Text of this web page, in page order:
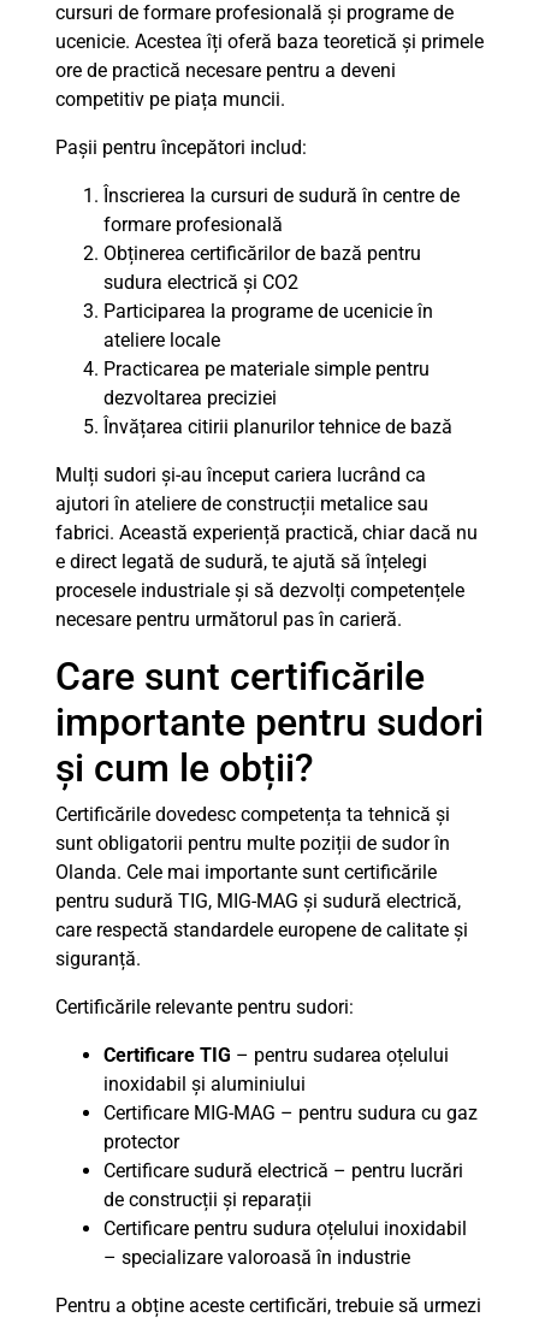
cursuri de formare profesională și programe de
ucenicie. Acestea îți oferă baza teoretică și primele
ore de practică necesare pentru a deveni
competitiv pe piața muncii.
Pașii pentru începători includ:
Înscrierea la cursuri de sudură în centre de
formare profesională
Obținerea certificărilor de bază pentru
sudura electrică și CO2
Participarea la programe de ucenicie în
ateliere locale
Practicarea pe materiale simple pentru
dezvoltarea preciziei
Învățarea citirii planurilor tehnice de bază
Mulți sudori și-au început cariera lucrând ca
ajutori în ateliere de construcții metalice sau
fabrici. Această experiență practică, chiar dacă nu
e direct legată de sudură, te ajută să înțelegi
procesele industriale și să dezvolți competențele
necesare pentru următorul pas în carieră.
Care sunt certificările
importante pentru sudori
și cum le obții?
Certificările dovedesc competența ta tehnică și
sunt obligatorii pentru multe poziții de sudor în
Olanda. Cele mai importante sunt certificările
pentru sudură TIG, MIG-MAG și sudură electrică,
care respectă standardele europene de calitate și
siguranță.
Certificările relevante pentru sudori:
Certificare TIG – pentru sudarea oțelului
inoxidabil și aluminiului
Certificare MIG-MAG – pentru sudura cu gaz
protector
Certificare sudură electrică – pentru lucrări
de construcții și reparații
Certificare pentru sudura oțelului inoxidabil
– specializare valoroasă în industrie
Pentru a obține aceste certificări, trebuie să urmezi